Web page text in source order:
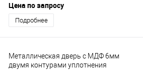
Цена по запросу
Подробнее
Металлическая дверь с МДФ 6мм
двумя контурами уплотнения